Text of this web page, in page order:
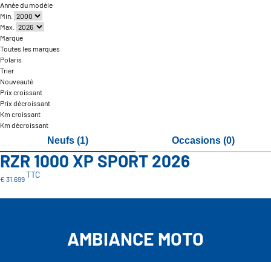
Année du modèle
Min.
Max.
Marque
Toutes les marques
Polaris
Trier
Nouveauté
Prix croissant
Prix décroissant
Km croissant
Km décroissant
Neufs (1) Occasions (0)
RZR 1000 XP SPORT 2026
€ 31.699TTC
AMBIANCE MOTO